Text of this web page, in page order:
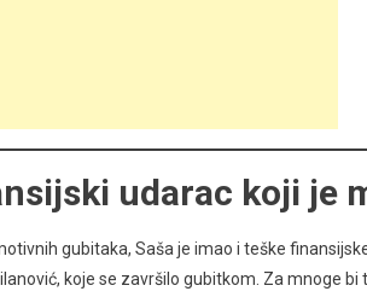
udarac koji je
gubitaka, Saša je imao i teške
koje se završilo gubitkom. Za mnoge